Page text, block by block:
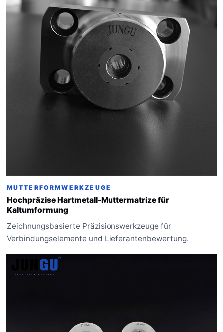
MUTTERFORMWERKZEUGE
Hochpräzise Hartmetall-Muttermatrize für
Kaltumformung
Zeichnungsbasierte Präzisionswerkzeuge für
Verbindungselemente und Lieferantenbewertung.